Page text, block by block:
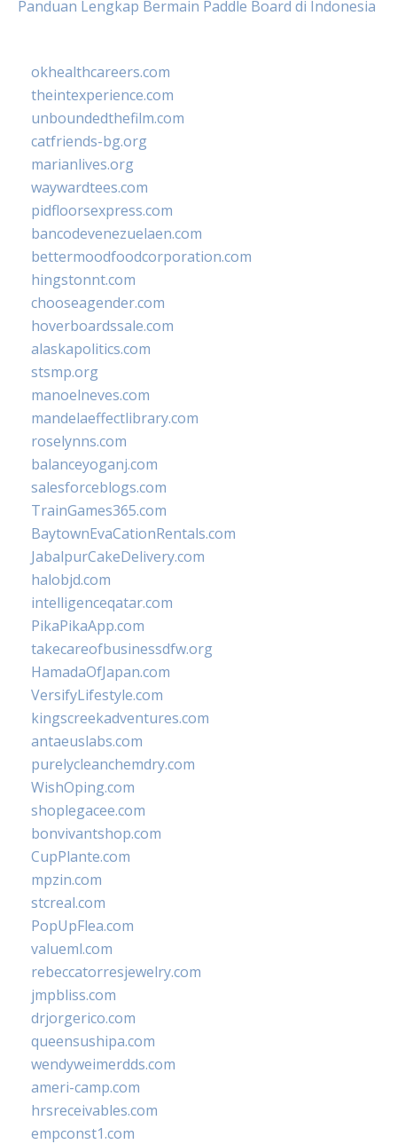
Panduan Lengkap Bermain Paddle Board di Indonesia
okhealthcareers.com
theintexperience.com
unboundedthefilm.com
catfriends-bg.org
marianlives.org
waywardtees.com
pidfloorsexpress.com
bancodevenezuelaen.com
bettermoodfoodcorporation.com
hingstonnt.com
chooseagender.com
hoverboardssale.com
alaskapolitics.com
stsmp.org
manoelneves.com
mandelaeffectlibrary.com
roselynns.com
balanceyoganj.com
salesforceblogs.com
TrainGames365.com
BaytownEvaCationRentals.com
JabalpurCakeDelivery.com
halobjd.com
intelligenceqatar.com
PikaPikaApp.com
takecareofbusinessdfw.org
HamadaOfJapan.com
VersifyLifestyle.com
kingscreekadventures.com
antaeuslabs.com
purelycleanchemdry.com
WishOping.com
shoplegacee.com
bonvivantshop.com
CupPlante.com
mpzin.com
stcreal.com
PopUpFlea.com
valueml.com
rebeccatorresjewelry.com
jmpbliss.com
drjorgerico.com
queensushipa.com
wendyweimerdds.com
ameri-camp.com
hrsreceivables.com
empconst1.com